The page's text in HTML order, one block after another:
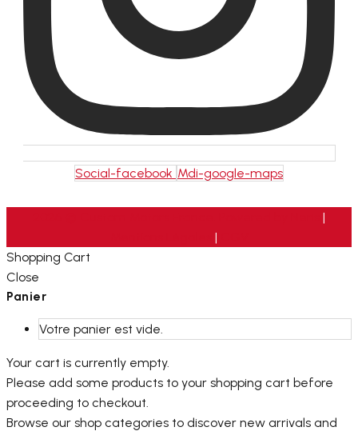
Social-facebook Mdi-google-maps
|
|
Shopping Cart
Close
Panier
Votre panier est vide.
Your cart is currently empty.
Please add some products to your shopping cart before
proceeding to checkout.
Browse our shop categories to discover new arrivals and